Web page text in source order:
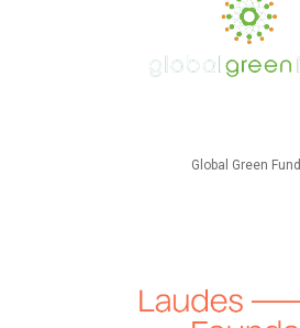
Global Green Fund